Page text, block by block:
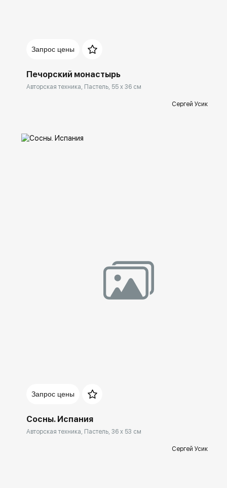
Запрос цены
Печорский монастырь
Авторская техника, Пастель, 55 x 36 см
Сергей Усик
Запрос цены
Сосны. Испания
Авторская техника, Пастель, 36 x 53 см
Сергей Усик